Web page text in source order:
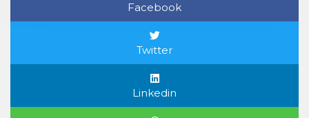
Facebook
Twitter
Linkedin